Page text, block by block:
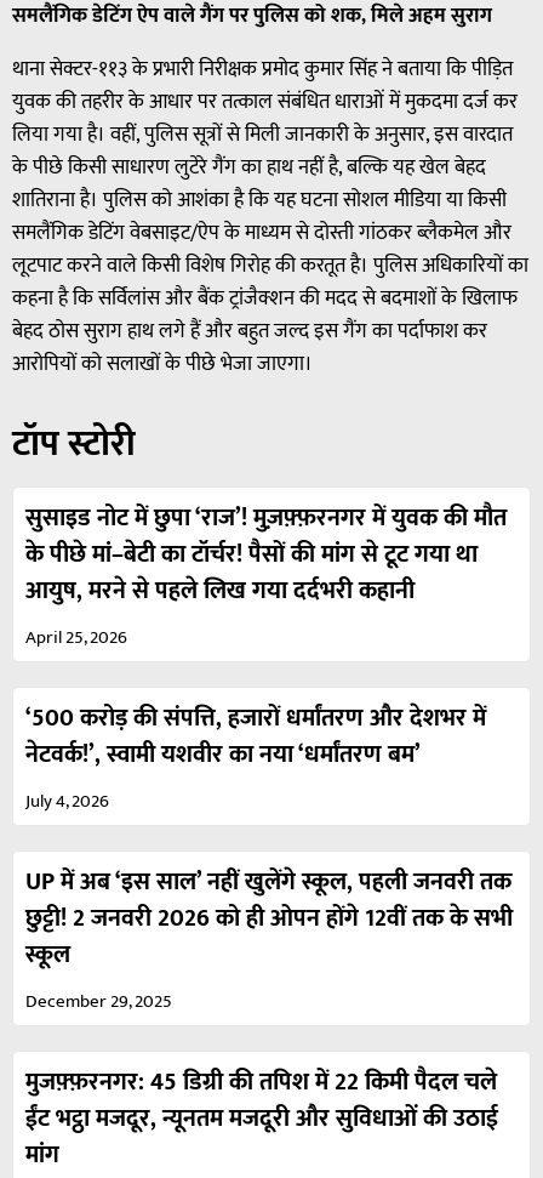
समलैंगिक डेटिंग ऐप वाले गैंग पर पुलिस को शक, मिले अहम सुराग
थाना सेक्टर-११३ के प्रभारी निरीक्षक प्रमोद कुमार सिंह ने बताया कि पीड़ित
युवक की तहरीर के आधार पर तत्काल संबंधित धाराओं में मुकदमा दर्ज कर
लिया गया है। वहीं, पुलिस सूत्रों से मिली जानकारी के अनुसार, इस वारदात
के पीछे किसी साधारण लुटेरे गैंग का हाथ नहीं है, बल्कि यह खेल बेहद
शातिराना है। पुलिस को आशंका है कि यह घटना सोशल मीडिया या किसी
समलैंगिक डेटिंग वेबसाइट/ऐप के माध्यम से दोस्ती गांठकर ब्लैकमेल और
लूटपाट करने वाले किसी विशेष गिरोह की करतूत है। पुलिस अधिकारियों का
कहना है कि सर्विलांस और बैंक ट्रांजैक्शन की मदद से बदमाशों के खिलाफ
बेहद ठोस सुराग हाथ लगे हैं और बहुत जल्द इस गैंग का पर्दाफाश कर
आरोपियों को सलाखों के पीछे भेजा जाएगा।
टॉप स्टोरी
सुसाइड नोट में छुपा ‘राज’! मुज़फ़्फ़रनगर में युवक की मौत
के पीछे मां–बेटी का टॉर्चर! पैसों की मांग से टूट गया था
आयुष, मरने से पहले लिख गया दर्दभरी कहानी
April 25, 2026
‘500 करोड़ की संपत्ति, हजारों धर्मांतरण और देशभर में
नेटवर्क!’, स्वामी यशवीर का नया ‘धर्मांतरण बम’
July 4, 2026
UP में अब ‘इस साल’ नहीं खुलेंगे स्कूल, पहली जनवरी तक
छुट्टी! 2 जनवरी 2026 को ही ओपन होंगे 12वीं तक के सभी
स्कूल
December 29, 2025
मुजफ़्फ़रनगर: 45 डिग्री की तपिश में 22 किमी पैदल चले
ईंट भट्ठा मजदूर, न्यूनतम मजदूरी और सुविधाओं की उठाई
मांग